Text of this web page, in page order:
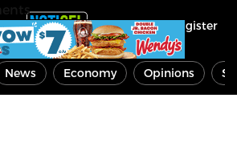
Register
News Economy Opinions